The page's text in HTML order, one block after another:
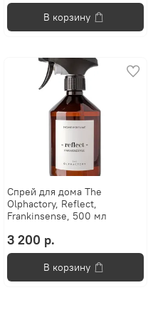
В корзину
Спрей для дома The
Olphactory, Reflect,
Frankinsense, 500 мл
3 200 р.
В корзину